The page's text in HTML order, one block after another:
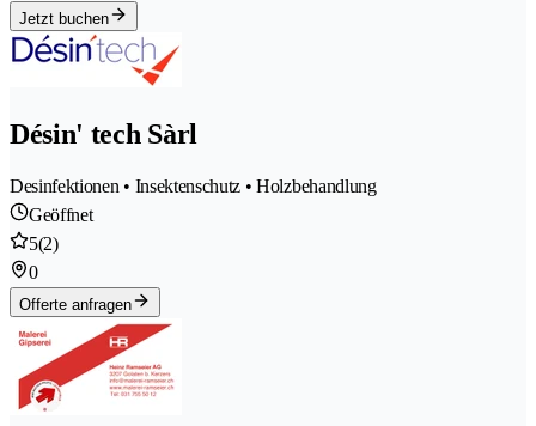
Jetzt buchen
Désin' tech Sàrl
Desinfektionen • Insektenschutz • Holzbehandlung
Geöffnet
5(2)
0
Offerte anfragen